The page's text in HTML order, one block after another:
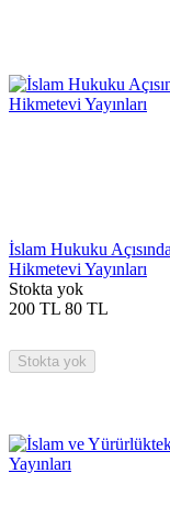
İslam Hukuku
Hikmetevi Yayınları
Stokta yok
200 TL 80 TL
Stokta yok